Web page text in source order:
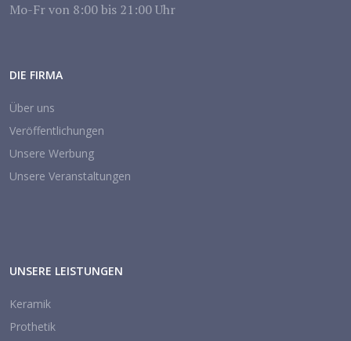
Mo-Fr von 8:00 bis 21:00 Uhr
DIE FIRMA
Über uns
Veröffentlichungen
Unsere Werbung
Unsere Veranstaltungen
UNSERE LEISTUNGEN
Keramik
Prothetik